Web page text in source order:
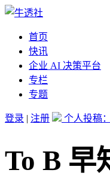
首页
快讯
企业 AI 决策平台
专栏
专题
登录 | 注册 个人投稿：
To B 早